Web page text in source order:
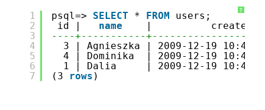
?
1
2
3
4
5
6
7
psql=> SELECT * FROM
users;
id | name
|          created
----+-----------
3 | Agnieszka | 2009-12-19
4 | Dominika  | 2009-12-19
1 | Dalia     | 2009-12-19
(3 rows )